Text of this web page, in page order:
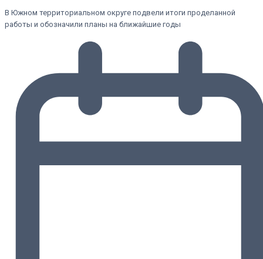
В Южном территориальном округе подвели итоги проделанной
работы и обозначили планы на ближайшие годы